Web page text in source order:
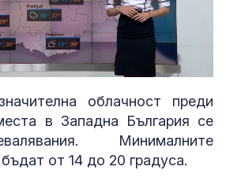
:
облачност преди
в Западна България се
Минималните
от 14 до 20 градуса.